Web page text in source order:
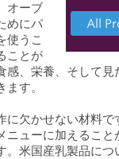
オーブ
めにパ
使うこ
ことが
、栄養、そして
す。
欠かせない材料
ニューに加えるこ
米国産乳製品につ